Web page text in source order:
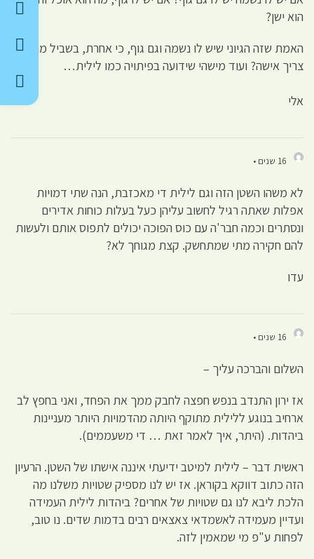
הוא ישן?
האמת שזה הגיוני שיש לו נשמה וגם גוף, כי אחרת, בשביל מה הוא
צריך אישה? ועוד מישהי שידועה בפיתויה כמו לילית…
אלי
16 שנים •
לא משהו השטן הזה וגם לילית די מאכזבת, הנה שתי דמויות
אפלות שאתה רגיל לחשוב עליהן כעל בעלות כוחות אדירים
ונסתרים וכמה חבר'ה עם כוס הפוכה יכולים לתפוס אותם ולעשות
להם חקירה מתי שמתחשק. קצת מגוחך לא?
עדו
16 שנים •
השלום והברכה עליך –
אז ירון התנדב בנפש חפצה לחבק ממך את הפחד, ואני בחפץ לב
ארחיב בנוגע ללילית מתוקף היותה מהדמויות היותר מעניינות
ביהדות. (היתר, איך לאמר זאת … די משעממים).
ראשית דבר – לילית למיטב ידיעתי איננה אישתו של השטן. הרעיון
הזה כתוב דווקא בקוראן. אז יש לנו מספיק שטויות משלנו מה
הלכת ליבא לנו גם שטויות של אחרים? ביהדות לילית העמידה
ועדיין מעמידה לאשמדאי צאצאים רבים בדמות שדים. נו טוב,
לפחות ע"פ מי שמאמין לזה.